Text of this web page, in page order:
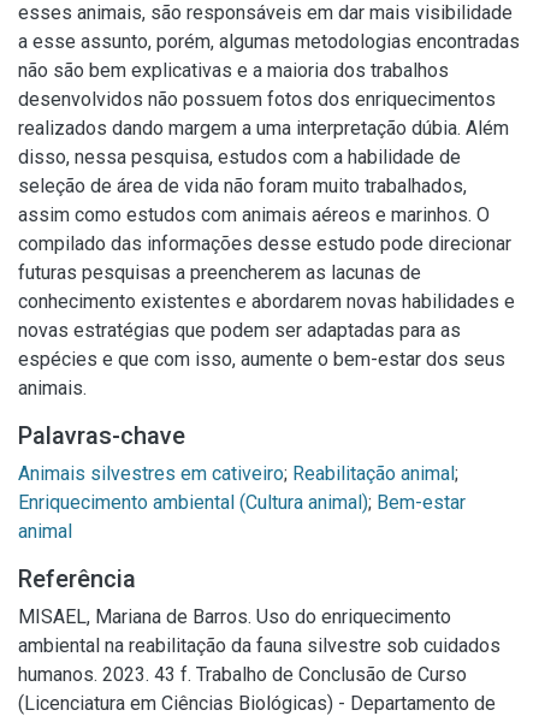
esses animais, são responsáveis em dar mais visibilidade
a esse assunto, porém, algumas metodologias encontradas
não são bem explicativas e a maioria dos trabalhos
desenvolvidos não possuem fotos dos enriquecimentos
realizados dando margem a uma interpretação dúbia. Além
disso, nessa pesquisa, estudos com a habilidade de
seleção de área de vida não foram muito trabalhados,
assim como estudos com animais aéreos e marinhos. O
compilado das informações desse estudo pode direcionar
futuras pesquisas a preencherem as lacunas de
conhecimento existentes e abordarem novas habilidades e
novas estratégias que podem ser adaptadas para as
espécies e que com isso, aumente o bem-estar dos seus
animais.
Palavras-chave
Animais silvestres em cativeiro; Reabilitação animal;
Enriquecimento ambiental (Cultura animal); Bem-estar
animal
Referência
MISAEL, Mariana de Barros. Uso do enriquecimento
ambiental na reabilitação da fauna silvestre sob cuidados
humanos. 2023. 43 f. Trabalho de Conclusão de Curso
(Licenciatura em Ciências Biológicas) - Departamento de